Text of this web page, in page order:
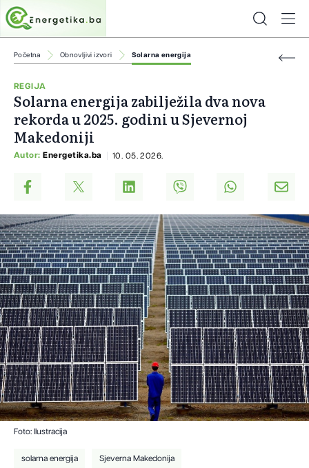
Početna Obnovljivi izvori Solarna energija
REGIJA
Solarna energija zabilježila dva nova
rekorda u 2025. godini u Sjevernoj
Makedoniji
Autor: Energetika.ba 10. 05. 2026.
Foto: Ilustracija
solarna energija Sjeverna Makedonija